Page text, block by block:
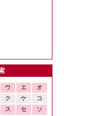
ウ エ
オ
ク ケ
コ
ス セ
ソ